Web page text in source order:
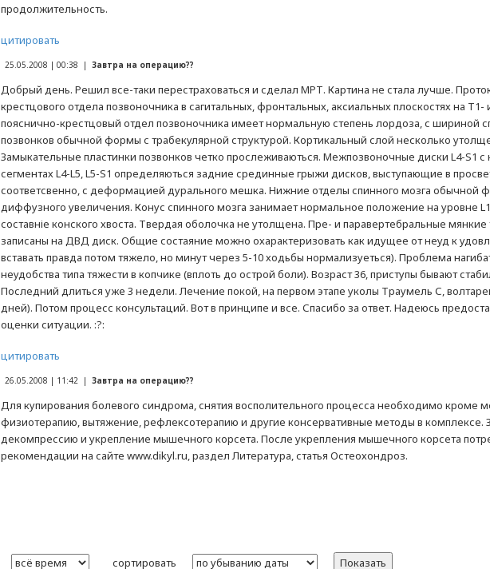
продолжительность.
цитировать
25.05.2008 | 00:38 | Завтра на операцию??
Добрый день. Решил все-таки перестраховаться и сделал МРТ. Картина не стала лучше.
крестцового отдела позвоночника в сагитальных, фронтальных, аксиальных плоскостях на
пояснично-крестцовый отдел позвоночника имеет нормальную степень лордоза, с шириной
позвонков обычной формы с трабекулярной структурой. Кортикальный слой несколько
Замыкательные пластинки позвонков четко прослеживаються. Межпозвоночные диски L4-S1
сегментах L4-L5, L5-S1 определяються задние срединные грыжи дисков, выступающие в
соответсвенно, с деформацией дурального мешка. Нижние отделы спинного мозга обычной
диффузного увеличения. Конус спинного мозга занимает нормальное положение на уровне
составніе конского хвоста. Твердая оболочка не утолщена. Пре- и паравертебральные
записаны на ДВД диск. Общие состаяние можно охарактеризовать как идущее от неуд к
вставать правда потом тяжело, но минут через 5-10 ходьбы нормализуеться). Проблема
неудобства типа тяжести в копчике (вплоть до острой боли). Возраст 36, приступы бывают
Последний длиться уже 3 недели. Лечение покой, на первом этапе уколы Траумель С,
дней). Потом процесс консультаций. Вот в принципе и все. Спасибо за ответ. Надеюсь
оценки ситуации. :?:
цитировать
26.05.2008 | 11:42 | Завтра на операцию??
Для купирования болевого синдрома, снятия восполительного процесса необходимо кроме
физиотерапию, вытяжение, рефлексотерапию и другие консервативные методы в комплексе.
декомпрессию и укрепление мышечного корсета. После укрепления мышечного корсета
рекомендации на сайте www.dikyl.ru, раздел Литература, статья Остеохондроз.
сортировать Показать